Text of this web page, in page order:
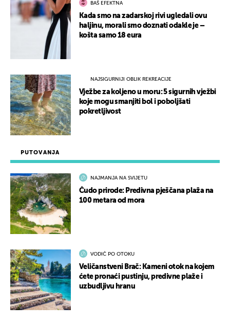
PUTOVANJA
NAJMANJA NA SVIJETU
Čudo prirode: Predivna pješčana plaža na
100 metara od mora
VODIČ PO OTOKU
Veličanstveni Brač: Kameni otok na kojem
ćete pronaći pustinju, predivne plaže i
uzbudljivu hranu
BAŠ EFEKTNA
Kada smo na zadarskoj rivi ugledali ovu
haljinu, morali smo doznati odakle je –
košta samo 18 eura
NAJSIGURNIJI OBLIK REKREACIJE
Vježbe za koljeno u moru: 5 sigurnih vježbi
koje mogu smanjiti bol i poboljšati
pokretljivost